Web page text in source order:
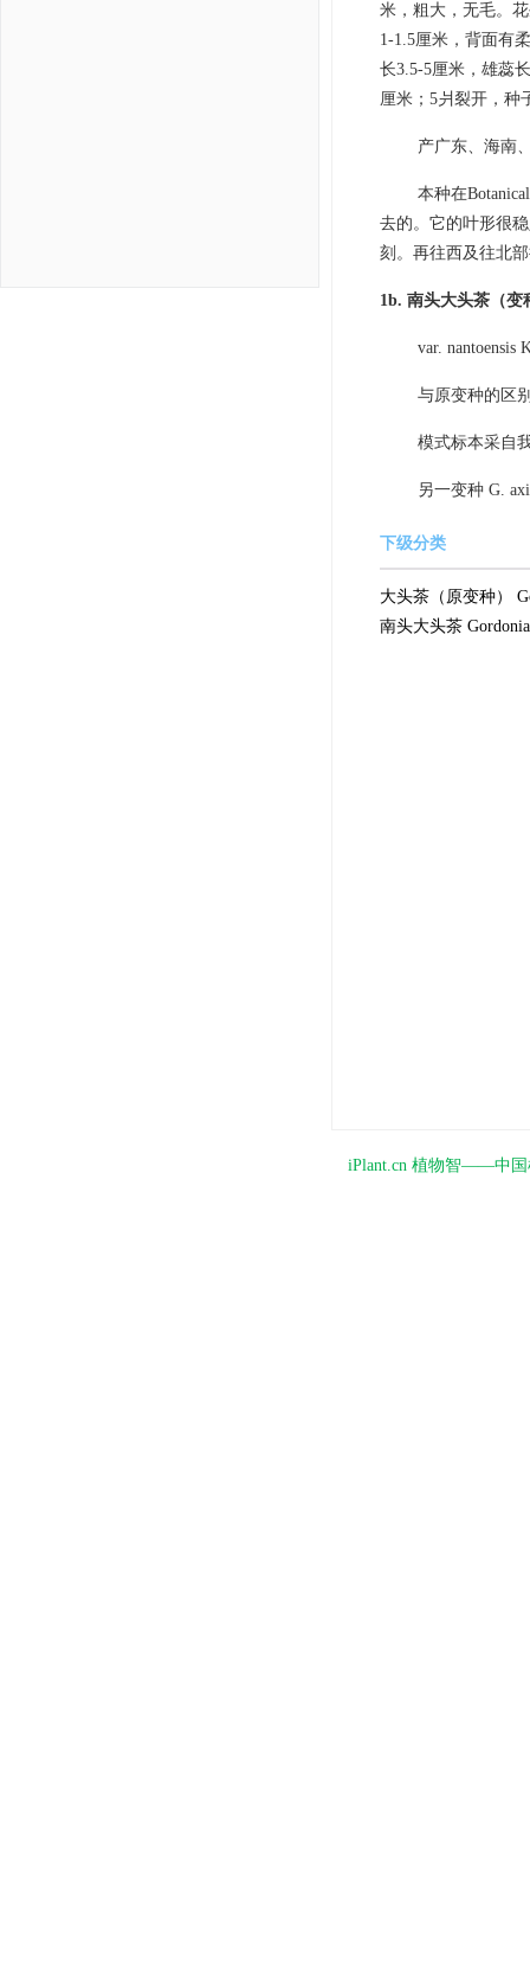
米，粗大，无毛。
1-1.5厘米，背面有
长3.5-5厘米，雄蕊
厘米；5爿裂开，种
产广东、海南
本种在
去的。它的叶形很
刻。再往西及往北
1b. 南头大头茶（变
var. nantoensis
与原变种的区
模式标本采自
另一变种 G.
下级分类
大头茶（原变种）
南头大头茶
iPlant.cn 植物智——中国